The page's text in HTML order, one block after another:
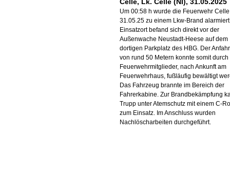
Um 00:58 h wurde die Feuerwehr
31.05.25 zu einem Lkw-Brand
Einsatzort befand sich direkt vor der
Außenwache Neustadt-Heese auf dem
dortigen Parkplatz des HBG. Der
von rund 50 Metern konnte somit
Feuerwehrmitglieder, nach Ankunft am
Feuerwehrhaus, fußläufig bewältigt
Das Fahrzeug brannte im Bereich der
Fahrerkabine. Zur Brandbekämpfung
Trupp unter Atemschutz mit einem C-
zum Einsatz. Im Anschluss wurden
Nachlöscharbeiten durchgeführt.